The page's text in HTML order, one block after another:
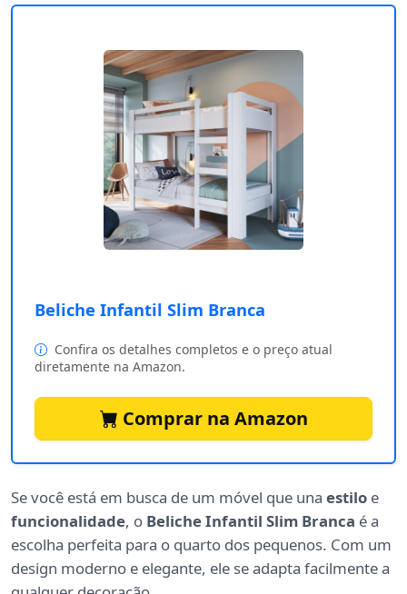
Beliche Infantil Slim Branca
Confira os detalhes completos e o preço atual
diretamente na Amazon.
Comprar na Amazon
Se você está em busca de um móvel que una estilo e
funcionalidade, o Beliche Infantil Slim Branca é a
escolha perfeita para o quarto dos pequenos. Com um
design moderno e elegante, ele se adapta facilmente a